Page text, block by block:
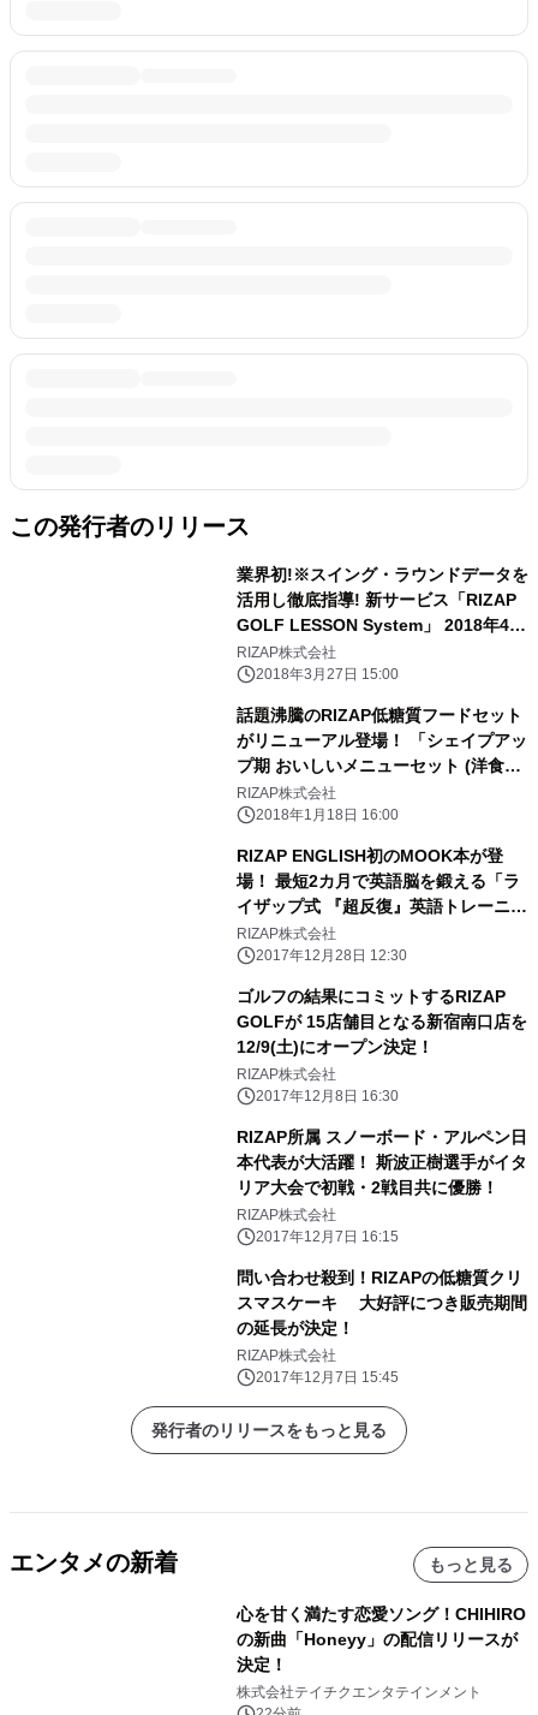
この発行者のリリース
業界初!※スイング・ラウンドデータを
活用し徹底指導! 新サービス「RIZAP
GOLF LESSON System」 2018年4月
1日(日)にサービス開始
RIZAP株式会社
2018年3月27日 15:00
話題沸騰のRIZAP低糖質フードセット
がリニューアル登場！ 「シェイプアッ
プ期 おいしいメニューセット (洋食／
和食・中華セット)」 1月22日(月)より
オンラインショップ 「ライザップコレ
RIZAP株式会社
2018年1月18日 16:00
RIZAP ENGLISH初のMOOK本が登
場！ 最短2カ月で英語脳を鍛える「ラ
イザップ式 『超反復』英語トレーニン
グ」が12月29日(金)に発売
RIZAP株式会社
2017年12月28日 12:30
ゴルフの結果にコミットするRIZAP
GOLFが 15店舗目となる新宿南口店を
12/9(土)にオープン決定！
RIZAP株式会社
2017年12月8日 16:30
RIZAP所属 スノーボード・アルペン日
本代表が大活躍！ 斯波正樹選手がイタ
リア大会で初戦・2戦目共に優勝！
RIZAP株式会社
2017年12月7日 16:15
問い合わせ殺到！RIZAPの低糖質クリ
スマスケーキ 大好評につき販売期間
の延長が決定！
RIZAP株式会社
2017年12月7日 15:45
発行者のリリースをもっと見る
エンタメの新着 もっと見る
心を甘く満たす恋愛ソング！CHIHIRO
の新曲「Honeyy」の配信リリースが
決定！
株式会社テイチクエンタテインメント